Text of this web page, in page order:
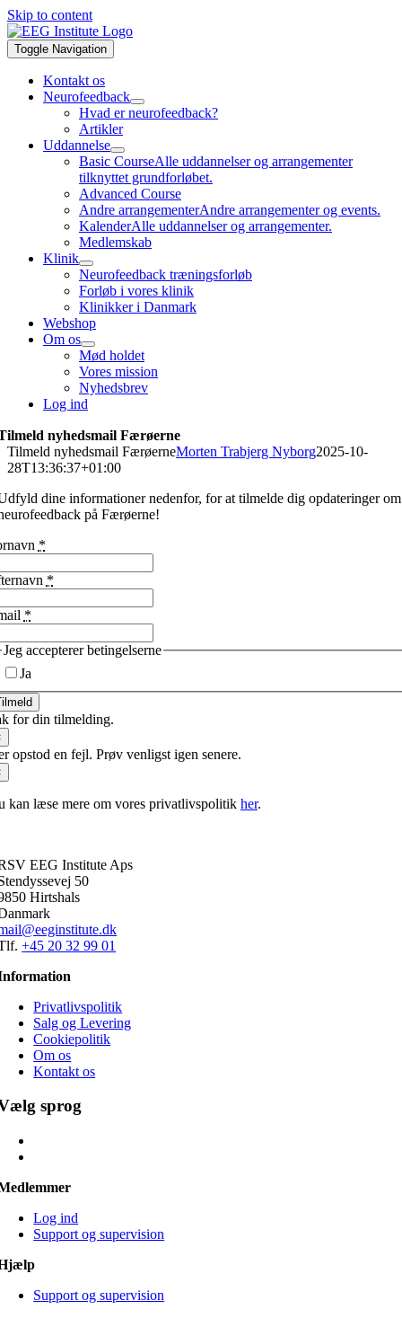
Skip to content
Toggle Navigation
Kontakt os
Neurofeedback
Hvad er neurofeedback?
Artikler
Uddannelse
Basic CourseAlle uddannelser og arrangementer
tilknyttet grundforløbet.
Advanced Course
Andre arrangementerAndre arrangementer og events.
KalenderAlle uddannelser og arrangementer.
Medlemskab
Klinik
Neurofeedback træningsforløb
Forløb i vores klinik
Klinikker i Danmark
Webshop
Om os
Mød holdet
Vores mission
Nyhedsbrev
Log ind
nyhedsmail Færøerne
Tilmeld nyhedsmail FærøerneMorten Trabjerg Nyborg2025-10-
28T13:36:37+01:00
dine informationer nedenfor, for at tilmelde dig opdateringer om
på Færøerne!
*
*
*
Jeg accepterer betingelserne
Ja
for din tilmelding.
opstod en fejl. Prøv venligst igen senere.
kan læse mere om vores privatlivspolitik her.
EEG Institute Aps
50
Hirtshals
+45 20 32 99 01
Privatlivspolitik
Salg og Levering
Cookiepolitik
Om os
Kontakt os
sprog
Log ind
Support og supervision
Support og supervision